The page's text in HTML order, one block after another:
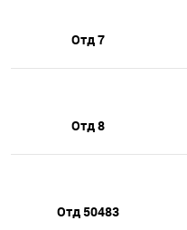
Отд 7
Отд 8
Отд 50483